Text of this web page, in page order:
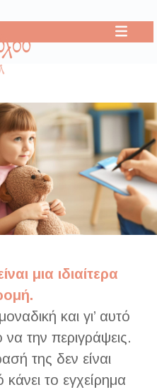
μια ιδιαίτερα
και γι’ αυτό
την περιγράψεις.
της δεν είναι
κάνει το εγχείρημα